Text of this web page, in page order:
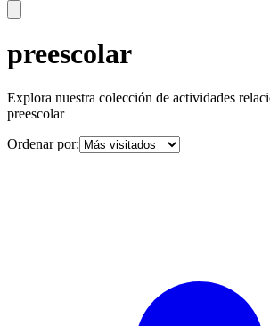
preescolar
Explora nuestra colección de actividades
preescolar
Ordenar por: